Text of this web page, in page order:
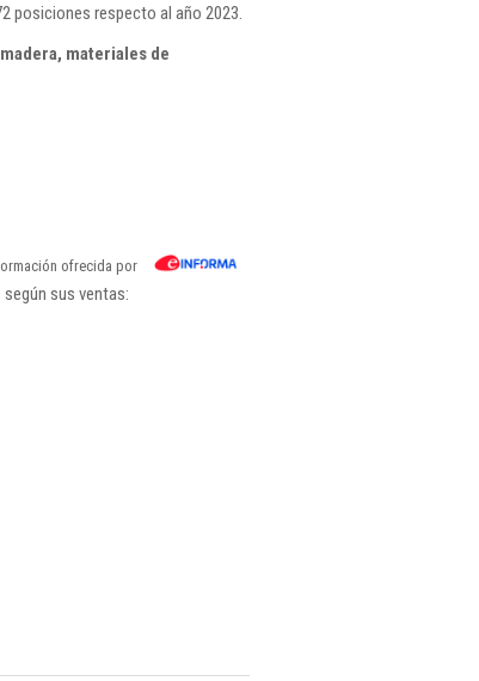
posiciones respecto al año 2023.
materiales de
ofrecida por
sus ventas: